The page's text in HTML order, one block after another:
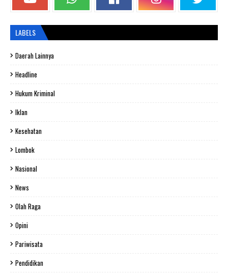
LABELS
Daerah Lainnya
Headline
Hukum Kriminal
Iklan
Kesehatan
Lombok
Nasional
News
Olah Raga
Opini
Pariwisata
Pendidikan